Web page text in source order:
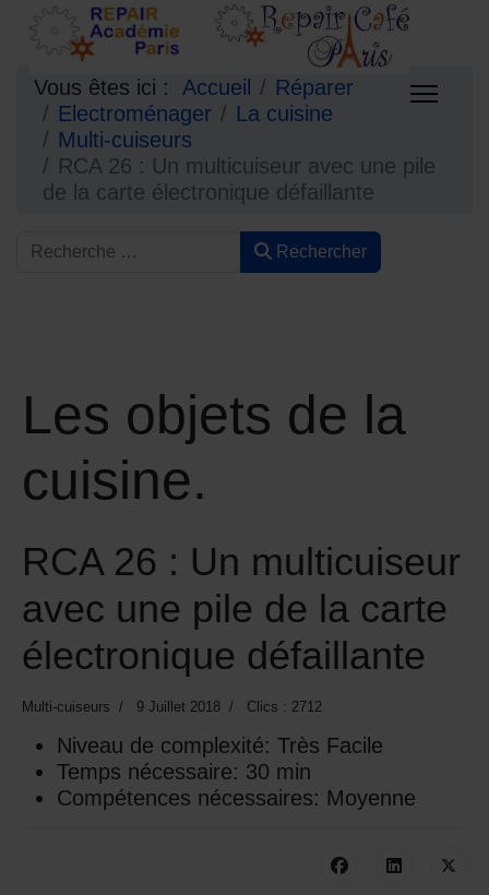
Vous êtes ici : Accueil
Réparer
Electroménager
La cuisine
Multi-cuiseurs
RCA 26 : Un multicuiseur avec une pile
de la carte électronique défaillante
Rechercher
Les objets de la
cuisine.
RCA 26 : Un multicuiseur
avec une pile de la carte
électronique défaillante
Multi-cuiseurs 9 Juillet 2018 Clics : 2712
Niveau de complexité: Très Facile
Temps nécessaire: 30 min
Compétences nécessaires: Moyenne